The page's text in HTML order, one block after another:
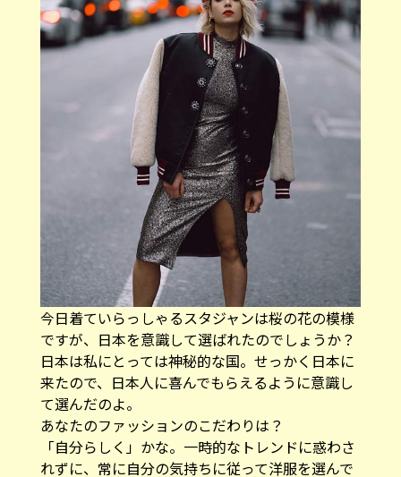
――今日着ていらっしゃるスタジャンは桜の花の模様
ですが、日本を意識して選ばれたのでしょうか？
日本は私にとっては神秘的な国。せっかく日本に
来たので、日本人に喜んでもらえるように意識し
て選んだのよ。
――あなたのファッションのこだわりは？
「自分らしく」かな。一時的なトレンドに惑わさ
れずに、常に自分の気持ちに従って洋服を選んで